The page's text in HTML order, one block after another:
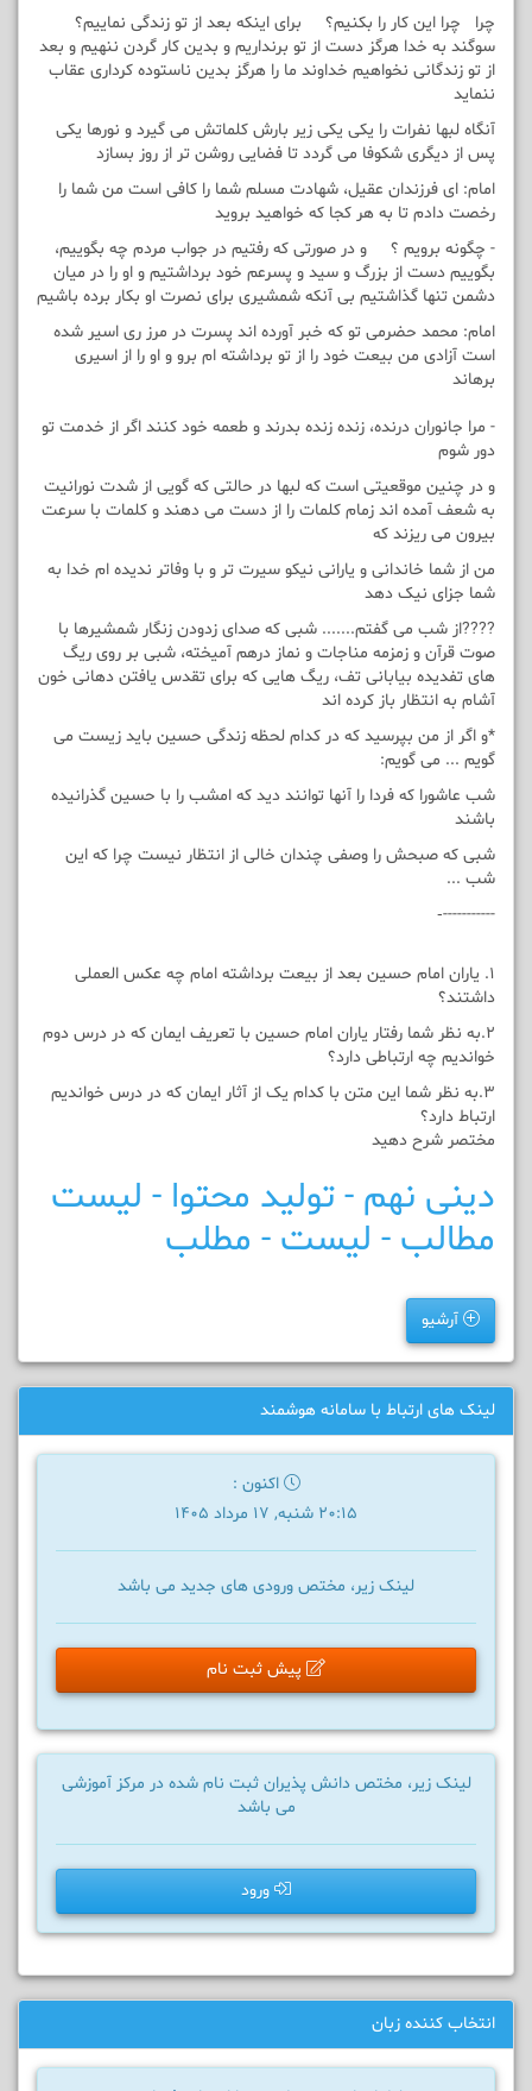
چرا چرا این کار را بکنیم؟ برای اینکه بعد از تو زندگی نماییم؟
سوگند به خدا هرگز دست از تو برنداریم و بدین کار گردن ننهیم و بعد
از تو زندگانی نخواهیم خداوند ما را هرگز بدین ناستوده کرداری عقاب
ننماید
آنگاه لبها نفرات را یکی یکی زیر بارش کلماتش می گیرد و نورها یکی
پس از دیگری شکوفا می گردد تا فضایی روشن تر از روز بسازد
امام: ای فرزندان عقیل، شهادت مسلم شما را کافی است من شما را
رخصت دادم تا به هر کجا که خواهید بروید
- چگونه برویم ؟ و در صورتی که رفتیم در جواب مردم چه بگوییم،
بگوییم دست از بزرگ و سید و پسرعم خود برداشتیم و او را در میان
دشمن تنها گذاشتیم بی آنکه شمشیری برای نصرت او بکار برده باشیم
امام: محمد حضرمی تو که خبر آورده اند پسرت در مرز ری اسیر شده
است آزادی من بیعت خود را از تو برداشته ام برو و او را از اسیری
برهاند
- مرا جانوران درنده، زنده زنده بدرند و طعمه خود کنند اگر از خدمت تو
دور شوم
و در چنین موقعیتی است که لبها در حالتی که گویی از شدت نورانیت
به شعف آمده اند زمام کلمات را از دست می دهند و کلمات با سرعت
بیرون می ریزند که
من از شما خاندانی و یارانی نیکو سیرت تر و با وفاتر ندیده ام خدا به
شما جزای نیک دهد
????از شب می گفتم....... شبی که صدای زدودن زنگار شمشیرها با
صوت قرآن و زمزمه مناجات و نماز درهم آمیخته، شبی بر روی ریگ
های تفدیده بیابانی تف، ریگ هایی که برای تقدس یافتن دهانی خون
آشام به انتظار باز کرده اند
*و اگر از من بپرسید که در کدام لحظه زندگی حسین باید زیست می
گویم ... می گویم:
شب عاشورا که فردا را آنها توانند دید که امشب را با حسین گذرانیده
باشند
شبی که صبحش را وصفی چندان خالی از انتظار نیست چرا که این
شب ...
-----------‐
۱. یاران امام حسین بعد از بیعت برداشته امام چه عکس العملی
داشتند؟
۲.به نظر شما رفتار یاران امام حسین با تعریف ایمان که در درس دوم
خواندیم چه ارتباطی دارد؟
۳.به نظر شما این متن با کدام یک از آثار ایمان که در درس خواندیم
ارتباط دارد؟
مختصر شرح دهید
دینی نهم - تولید محتوا - لیست
مطالب - لیست - مطلب
آرشیو
لینک های ارتباط با سامانه هوشمند
اکنون :
20:15 شنبه, 17 مرداد 1405
لینک زیر، مختص ورودی های جدید می باشد
پیش ثبت نام
لینک زیر، مختص دانش پذیران ثبت نام شده در مرکز آموزشی
می باشد
ورود
انتخاب کننده زبان